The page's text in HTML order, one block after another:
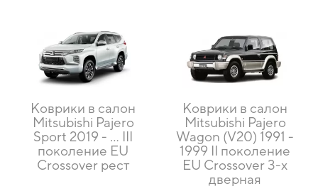
Коврики в салон
Mitsubishi Pajero
Sport 2019 - … III
поколение EU
Crossover рест
Коврики в салон
Mitsubishi Pajero
Wagon (V20) 1991 -
1999 II поколение
EU Crossover 3-х
дверная